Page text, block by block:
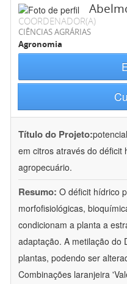
COORDENADOR(A)
CIÊNCIAS AGRÁRIAS
Agronomia
Título do Projeto:
em citros através do déficit
agropecuário.
Resumo: O déficit hídrico
morfofisiológicas,
condicionam a planta a
adaptação. A metilação do
plantas, podendo ser
Combinações laranjeira